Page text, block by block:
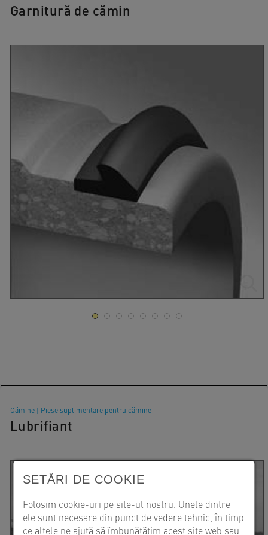
Garnitură de cămin
Cămine | Piese suplimentare pentru cămine
Lubrifiant
SETĂRI DE COOKIE
Folosim cookie-uri pe site-ul nostru. Unele dintre
ele sunt necesare din punct de vedere tehnic, în timp
ce altele ne ajută să îmbunătățim acest site web sau